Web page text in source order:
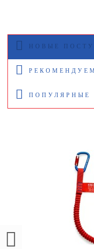
НОВЫЕ
ПОПУЛЯРНЫЕ